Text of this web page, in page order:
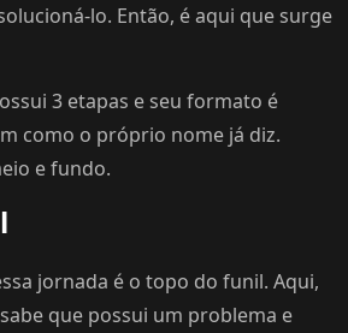
lo. Então, é aqui que surge
3 etapas e seu formato é
como o próprio nome já diz.
e fundo.
jornada é o topo do funil. Aqui,
que possui um problema e